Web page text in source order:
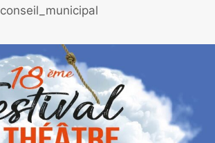
conseil_municipal